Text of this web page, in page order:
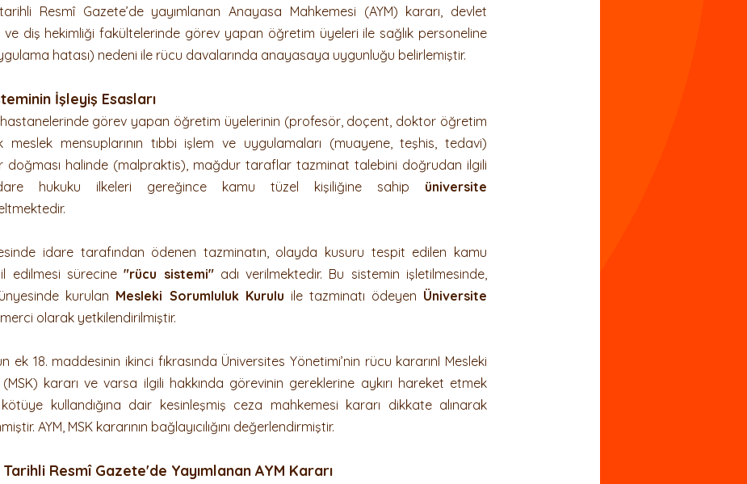
Kanun+Karar Ceza Hukuku İş Hukuku ve Arabuluculuk
Resmî Gazete’de yayımlanan Anayasa Mahkemesi (AYM) kararı, devlet
ve diş hekimliği fakültelerinde görev yapan öğretim üyeleri ile sağlık personeline
hatası) nedeni ile rücu davalarında anayasaya uygunluğu belirlemiştir.
İşleyiş Esasları
görev yapan öğretim üyelerinin (profesör, doçent, doktor öğretim
meslek mensuplarının tıbbi işlem ve uygulamaları (muayene, teşhis, tedavi)
doğması halinde (malpraktis), mağdur taraflar tazminat talebini doğrudan ilgili
hukuku ilkeleri gereğince kamu tüzel kişiliğine sahip üniversite
idare tarafından ödenen tazminatın, olayda kusuru tespit edilen kamu
edilmesi sürecine "rücu sistemi" adı verilmektedir. Bu sistemin işletilmesinde,
kurulan Mesleki Sorumluluk Kurulu ile tazminatı ödeyen Üniversite
olarak yetkilendirilmiştir.
ek 18. maddesinin ikinci fıkrasında Üniversites Yönetimi’nin rücu kararınI Mesleki
kararı ve varsa ilgili hakkında görevinin gereklerine aykırı hareket etmek
kullandığına dair kesinleşmiş ceza mahkemesi kararı dikkate alınarak
AYM, MSK kararının bağlayıcılığını değerlendirmiştir.
Resmî Gazete'de Yayımlanan AYM Kararı